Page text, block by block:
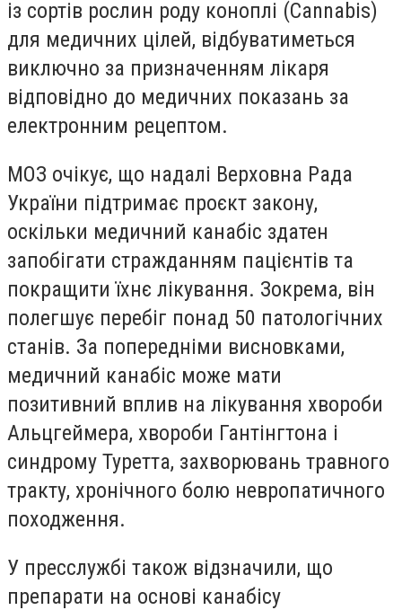
із сортів рослин роду коноплі (Cannabis)
для медичних цілей, відбуватиметься
виключно за призначенням лікаря
відповідно до медичних показань за
електронним рецептом.
МОЗ очікує, що надалі Верховна Рада
України підтримає проєкт закону,
оскільки медичний канабіс здатен
запобігати стражданням пацієнтів та
покращити їхнє лікування. Зокрема, він
полегшує перебіг понад 50 патологічних
станів. За попередніми висновками,
медичний канабіс може мати
позитивний вплив на лікування хвороби
Альцгеймера, хвороби Гантінгтона і
синдрому Туретта, захворювань травного
тракту, хронічного болю невропатичного
походження.
У пресслужбі також відзначили, що
препарати на основі канабісу